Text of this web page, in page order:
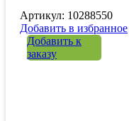
Артикул: 10288550
Добавить в избранное
Добавить к
заказу